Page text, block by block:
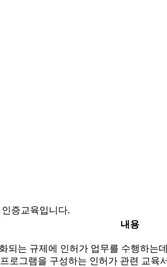
인증교육입니다.
내용
되는 규제에 인허가 업무를 수행하는
로그램을 구성하는 인허가 관련 교육